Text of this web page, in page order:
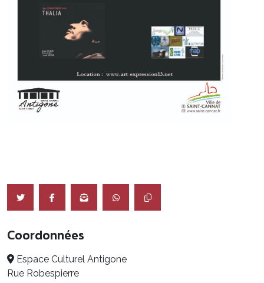
Coordonnées
Espace Culturel Antigone
Rue Robespierre